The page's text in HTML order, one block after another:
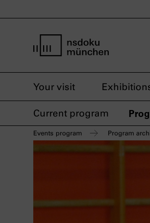
Your visit
Current program
Events program Program